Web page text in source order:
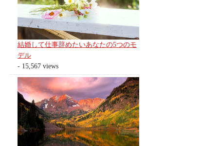
結婚して仕事辞めたいあなたの5つのモ
デル
- 15,567 views